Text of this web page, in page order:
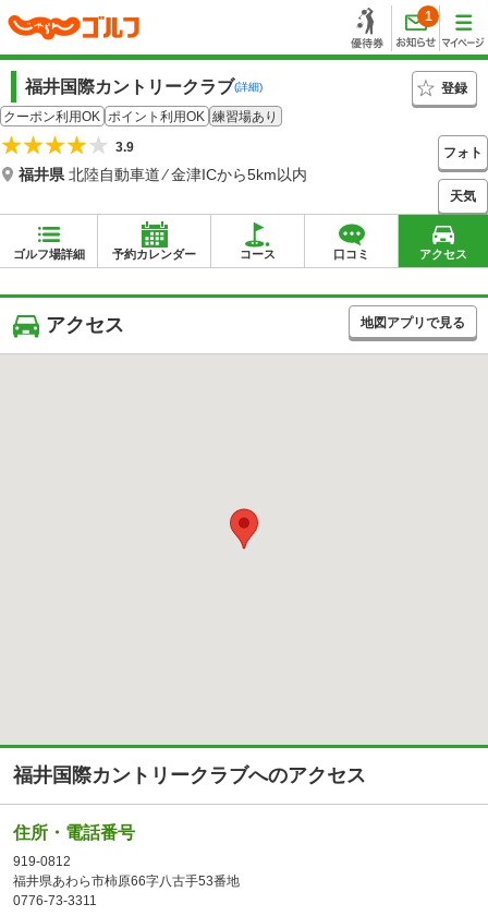
1
福井国際カントリークラブ(詳細)
登録
クーポン利用OK ポイント利用OK 練習場あり
3.9
福井県 北陸自動車道 ⁄ 金津ICから5km以内
フォト
天気
ゴルフ場詳細 予約カレンダー コース 口コミ アクセス
アクセス 地図アプリで見る
福井国際カントリークラブへのアクセス
住所・電話番号
919-0812
福井県あわら市柿原66字八古手53番地
0776-73-3311